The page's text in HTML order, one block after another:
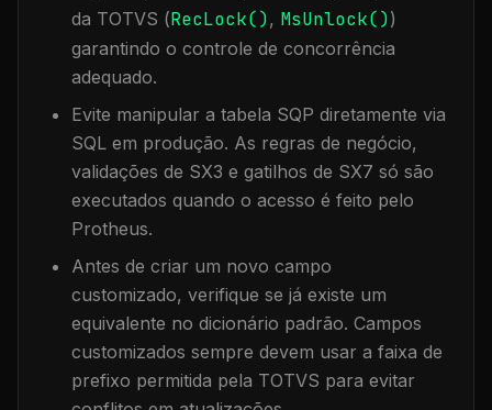
da TOTVS (RecLock(), MsUnlock())
garantindo o controle de concorrência
adequado.
Evite manipular a tabela SQP diretamente via
SQL em produção. As regras de negócio,
validações de SX3 e gatilhos de SX7 só são
executados quando o acesso é feito pelo
Protheus.
Antes de criar um novo campo
customizado, verifique se já existe um
equivalente no dicionário padrão. Campos
customizados sempre devem usar a faixa de
prefixo permitida pela TOTVS para evitar